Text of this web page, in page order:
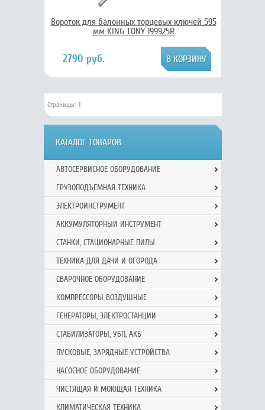
Вороток для балонных торцевых ключей 595
мм KING TONY 199925R
2790 руб.
Страницы: 1
КАТАЛОГ ТОВАРОВ
АВТОСЕРВИСНОЕ ОБОРУДОВАНИЕ
ГРУЗОПОДЪЕМНАЯ ТЕХНИКА
ЭЛЕКТРОИНСТРУМЕНТ
АККУМУЛЯТОРНЫЙ ИНСТРУМЕНТ
СТАНКИ, СТАЦИОНАРНЫЕ ПИЛЫ
ТЕХНИКА ДЛЯ ДАЧИ И ОГОРОДА
СВАРОЧНОЕ ОБОРУДОВАНИЕ
КОМПРЕССОРЫ ВОЗДУШНЫЕ
ГЕНЕРАТОРЫ, ЭЛЕКТРОСТАНЦИИ
СТАБИЛИЗАТОРЫ, УБП, АКБ
ПУСКОВЫЕ, ЗАРЯДНЫЕ УСТРОЙСТВА
НАСОСНОЕ ОБОРУДОВАНИЕ
ЧИСТЯЩАЯ И МОЮЩАЯ ТЕХНИКА
КЛИМАТИЧЕСКАЯ ТЕХНИКА